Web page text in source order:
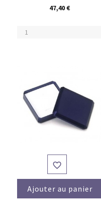
47,40 €

Ajouter au panier